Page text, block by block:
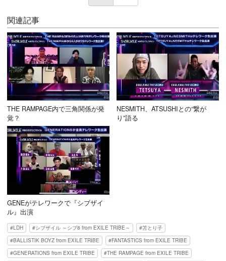
関連記事
THE RAMPAGE内で三角関係が発
覚？
NESMITH、ATSUSHIとの“繋が
り”語る
GENEがテレワークで『シブザイ
ル』出演
LDH シブザイル ～シブ8 from EXILE TRIBE～
苫とり子
BALLISTIK BOYZ from EXILE TRIBE
FANTASTICS from EXILE TRIBE
GENERATIONS from EXILE TRIBE
THE RAMPAGE from EXILE TRIBE